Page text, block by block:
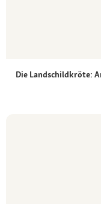
Die Landschildkröte: